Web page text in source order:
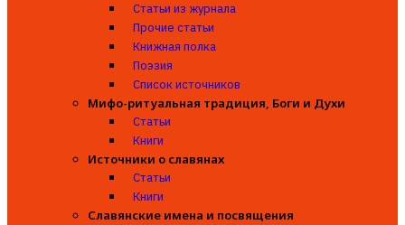
Статьи из журнала
Прочие статьи
Книжная полка
Поэзия
Список источников
Мифо-ритуальная традиция, Боги и Духи
Статьи
Книги
Источники о славянах
Статьи
Книги
Славянские имена и посвящения